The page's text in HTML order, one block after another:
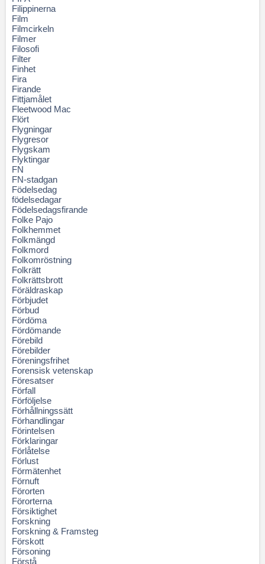
Filippinerna
Film
Filmcirkeln
Filmer
Filosofi
Filter
Finhet
Fira
Firande
Fittjamålet
Fleetwood Mac
Flört
Flygningar
Flygresor
Flygskam
Flyktingar
FN
FN-stadgan
Födelsedag
födelsedagar
Födelsedagsfirande
Folke Pajo
Folkhemmet
Folkmängd
Folkmord
Folkomröstning
Folkrätt
Folkrättsbrott
Föräldraskap
Förbjudet
Förbud
Fördöma
Fördömande
Förebild
Förebilder
Föreningsfrihet
Forensisk vetenskap
Föresatser
Förfall
Förföljelse
Förhållningssätt
Förhandlingar
Förintelsen
Förklaringar
Förlåtelse
Förlust
Förmätenhet
Förnuft
Förorten
Förorterna
Försiktighet
Forskning
Forskning & Framsteg
Förskott
Försoning
Förstå